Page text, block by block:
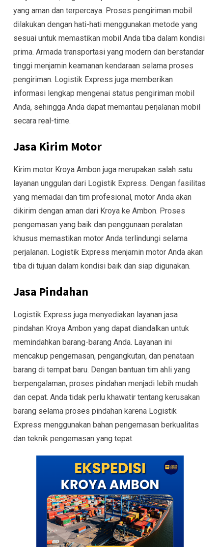
yang aman dan terpercaya. Proses pengiriman mobil
dilakukan dengan hati-hati menggunakan metode yang
sesuai untuk memastikan mobil Anda tiba dalam kondisi
prima. Armada transportasi yang modern dan berstandar
tinggi menjamin keamanan kendaraan selama proses
pengiriman. Logistik Express juga memberikan
informasi lengkap mengenai status pengiriman mobil
Anda, sehingga Anda dapat memantau perjalanan mobil
secara real-time.
Jasa Kirim Motor
Kirim motor Kroya Ambon juga merupakan salah satu
layanan unggulan dari Logistik Express. Dengan fasilitas
yang memadai dan tim profesional, motor Anda akan
dikirim dengan aman dari Kroya ke Ambon. Proses
pengemasan yang baik dan penggunaan peralatan
khusus memastikan motor Anda terlindungi selama
perjalanan. Logistik Express menjamin motor Anda akan
tiba di tujuan dalam kondisi baik dan siap digunakan.
Jasa Pindahan
Logistik Express juga menyediakan layanan jasa
pindahan Kroya Ambon yang dapat diandalkan untuk
memindahkan barang-barang Anda. Layanan ini
mencakup pengemasan, pengangkutan, dan penataan
barang di tempat baru. Dengan bantuan tim ahli yang
berpengalaman, proses pindahan menjadi lebih mudah
dan cepat. Anda tidak perlu khawatir tentang kerusakan
barang selama proses pindahan karena Logistik
Express menggunakan bahan pengemasan berkualitas
dan teknik pengemasan yang tepat.